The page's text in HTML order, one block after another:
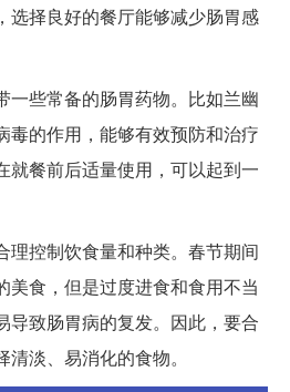
选择良好的餐厅能够减少肠胃感
一些常备的肠胃药物。比如兰幽
毒的作用，能够有效预防和治疗
就餐前后适量使用，可以起到一
理控制饮食量和种类。春节期间
美食，但是过度进食和食用不当
导致肠胃病的复发。因此，要合
淡、易消化的食物。